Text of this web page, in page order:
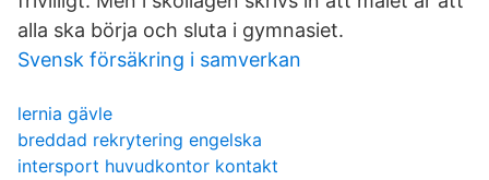
alla ska börja och sluta i gymnasiet.
Svensk försäkring i samverkan
lernia gävle
breddad rekrytering engelska
intersport huvudkontor kontakt